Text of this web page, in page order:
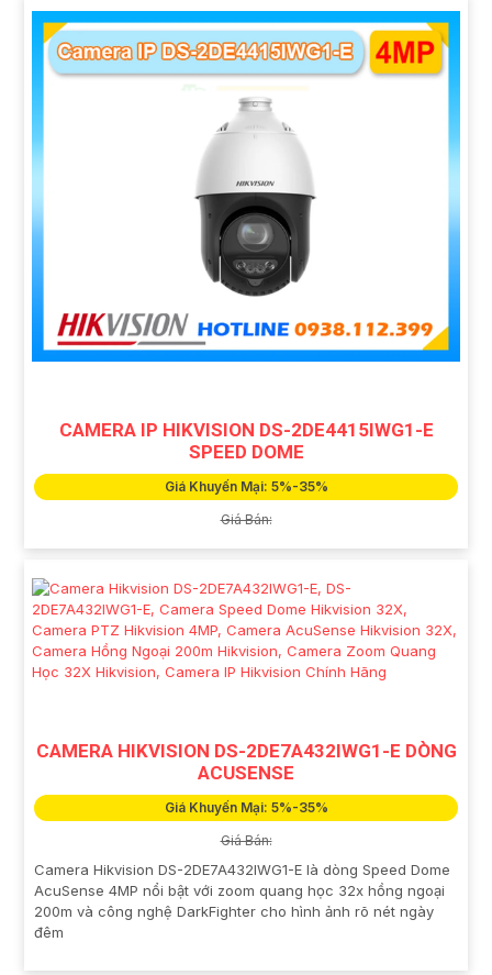
CAMERA IP HIKVISION DS-2DE4415IWG1-E
SPEED DOME
Giá Khuyến Mại: 5%-35%
Giá Bán:
CAMERA HIKVISION DS-2DE7A432IWG1-E DÒNG
ACUSENSE
Giá Khuyến Mại: 5%-35%
Giá Bán:
Camera Hikvision DS-2DE7A432IWG1-E là dòng Speed Dome
AcuSense 4MP nổi bật với zoom quang học 32x hồng ngoại
200m và công nghệ DarkFighter cho hình ảnh rõ nét ngày
đêm